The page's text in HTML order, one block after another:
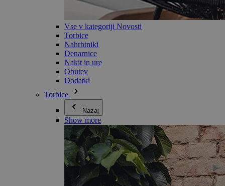
Vse v kategoriji Novosti
Torbice
Nahrbtniki
Denarnice
Nakit in ure
Obutev
Dodatki
Torbice
Nazaj
Show more